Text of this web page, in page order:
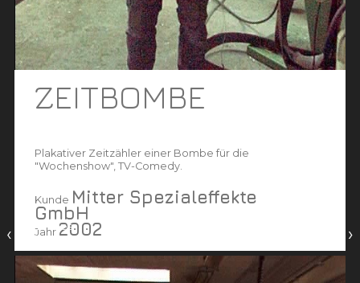
ZEITBOMBE
Plakativer Zeitzähler einer Bombe für die
"Wochenshow", TV-Comedy.
Kunde Mitter Spezialeffekte
GmbH
Jahr 2002
‹
vorheriges
projekt
›